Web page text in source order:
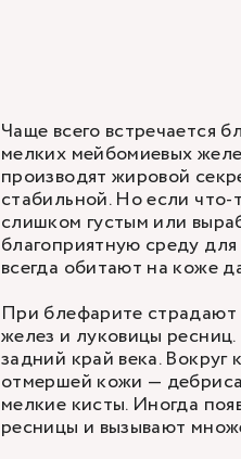
Чаще всего встречается
мелких мейбомиевых
производят жировой
стабильной. Но если что-
слишком густым или
благоприятную среду
всегда обитают на коже
При блефарите страдают
желез и луковицы
задний край века.
отмершей кожи —
мелкие кисты. Иногда
ресницы и вызывают